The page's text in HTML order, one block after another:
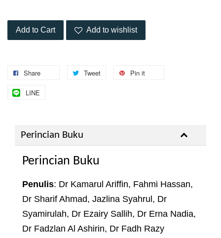
Add to Cart Add to wishlist
Share Tweet Pin it
LINE
Perincian Buku
Perincian Buku
Penulis: Dr Kamarul Ariffin, Fahmi Hassan,
Dr Sharif Ahmad, Jazlina Syahrul, Dr
Syamirulah, Dr Ezairy Sallih, Dr Erna Nadia,
Dr Fadzlan Al Ashirin, Dr Fadh Razy